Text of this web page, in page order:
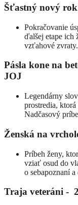
Šťastný nový
Pokračovanie
ďalšej etape ich
vzťahové zvraty.
Pásla kone na
JOJ
Legendárny
prostredia,
Nadčasový
Ženská na
Príbeh ženy,
vziať osud do
o sebapoznaní
Traja veteráni -